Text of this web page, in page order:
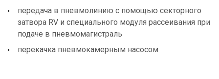
передача в пневмолинию с помощью секторного
затвора RV и специального модуля рассеивания при
подаче в пневмомагистраль
перекачка пневмокамерным насосом